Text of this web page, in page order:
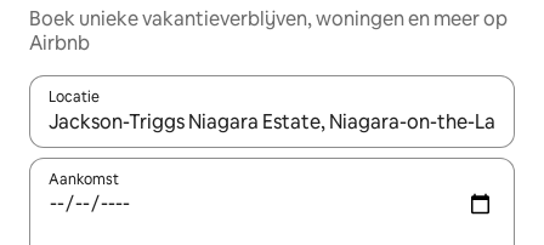
Boek unieke vakantieverblijven, woningen en meer op
Airbnb
Locatie
Wanneer er resultaten beschikbaar zijn, maak je een keuze
Aankomst